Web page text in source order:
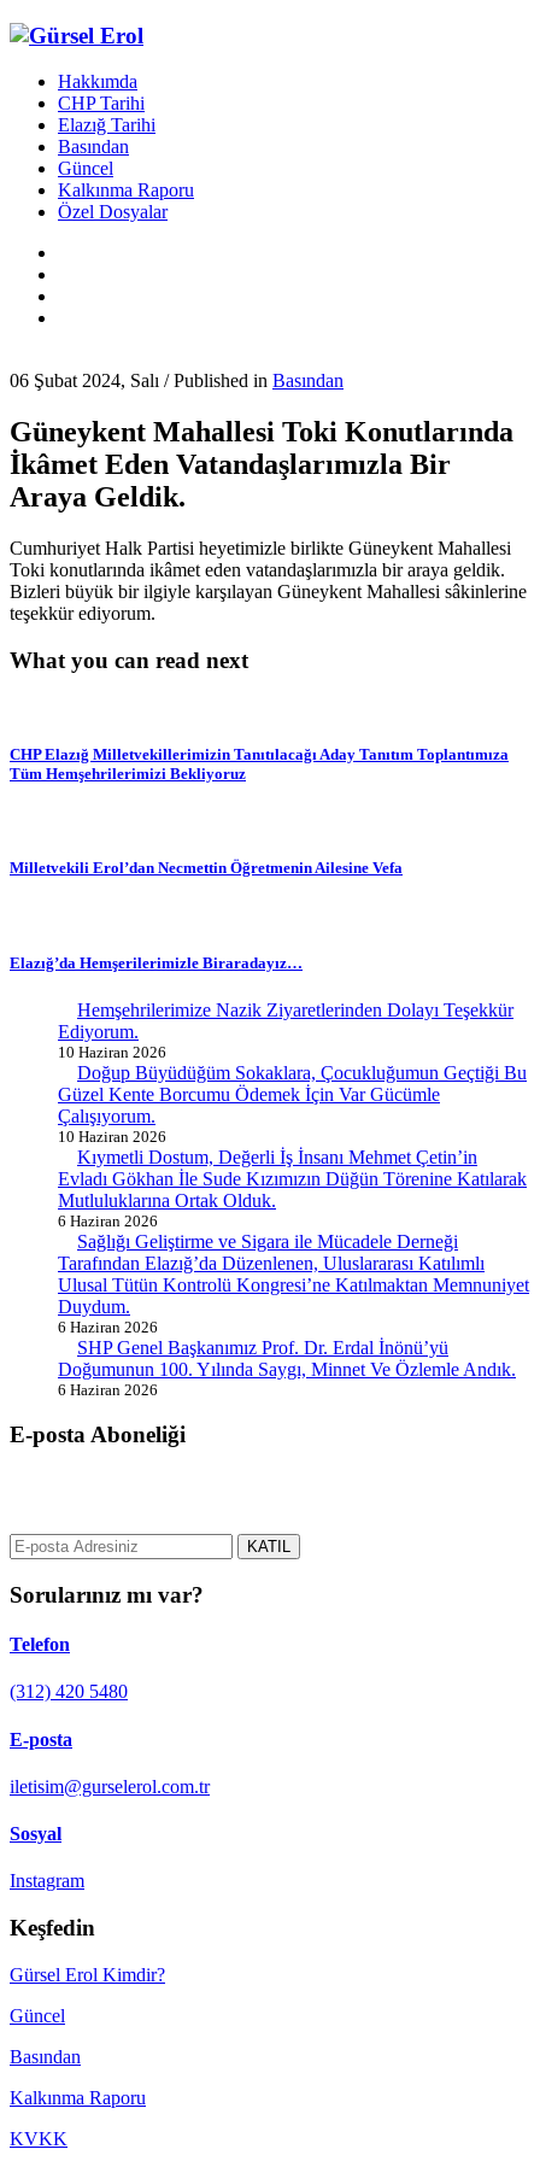
Hakkımda
CHP Tarihi
Elazığ Tarihi
Basından
Güncel
Kalkınma Raporu
Özel Dosyalar
06 Şubat 2024, Salı /Published in Basından
Güneykent Mahallesi Toki Konutlarında
İkâmet Eden Vatandaşlarımızla Bir
Araya Geldik.
Cumhuriyet Halk Partisi heyetimizle birlikte Güneykent Mahallesi
Toki konutlarında ikâmet eden vatandaşlarımızla bir araya geldik.
Bizleri büyük bir ilgiyle karşılayan Güneykent Mahallesi sâkinlerine
teşekkür ediyorum.
What you can read next
CHP Elazığ Milletvekillerimizin Tanıtılacağı Aday Tanıtım Toplantımıza
Tüm Hemşehrilerimizi Bekliyoruz
Milletvekili Erol’dan Necmettin Öğretmenin Ailesine Vefa
Elazığ’da Hemşerilerimizle Biraradayız…
Hemşehrilerimize Nazik Ziyaretlerinden Dolayı Teşekkür
Ediyorum.
10 Haziran 2026
Doğup Büyüdüğüm Sokaklara, Çocukluğumun Geçtiği Bu
Güzel Kente Borcumu Ödemek İçin Var Gücümle
Çalışıyorum.
10 Haziran 2026
Kıymetli Dostum, Değerli İş İnsanı Mehmet Çetin’in
Evladı Gökhan İle Sude Kızımızın Düğün Törenine Katılarak
Mutluluklarına Ortak Olduk.
6 Haziran 2026
Sağlığı Geliştirme ve Sigara ile Mücadele Derneği
Tarafından Elazığ’da Düzenlenen, Uluslararası Katılımlı
Ulusal Tütün Kontrolü Kongresi’ne Katılmaktan Memnuniyet
Duydum.
6 Haziran 2026
SHP Genel Başkanımız Prof. Dr. Erdal İnönü’yü
Doğumunun 100. Yılında Saygı, Minnet Ve Özlemle Andık.
6 Haziran 2026
E-posta Aboneliği
KATIL
Sorularınız mı var?
Telefon
(312) 420 5480
E-posta
iletisim@gurselerol.com.tr
Sosyal
Instagram
Keşfedin
Gürsel Erol Kimdir?
Güncel
Basından
Kalkınma Raporu
KVKK